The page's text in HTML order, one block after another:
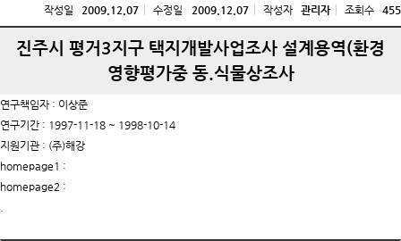
작성일 2009.12.07 수정일 2009.12.07 작성자 관리자 조회수 455
진주시 평거3지구 택지개발사업조사 설계용역(환경
영향평가중 동.식물상조사
연구책임자 : 이상준
연구기간 : 1997-11-18 ~ 1998-10-14
지원기관 : (주)해강
homepage1 :
homepage2 :